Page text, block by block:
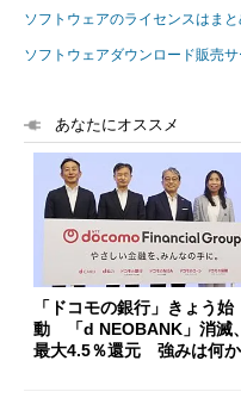
ソフトウェアのライセンスはま
ソフトウェアダウンロード販売
あなたにオススメ
「ドコモの銀行」きょう始
動 「d NEOBANK」消滅、
最大4.5％還元 強みは何